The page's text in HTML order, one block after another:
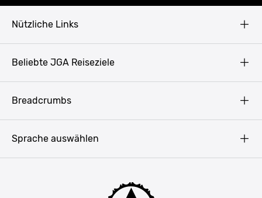
Nützliche Links
Presse
Beliebte JGA Reiseziele
Bukarest
Breadcrumbs
Sprache auswählen